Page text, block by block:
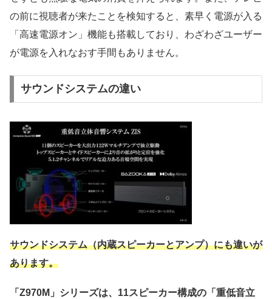
の前に視聴者が来たことを検知すると、素早く電源が入る
「高速電源オン」機能も搭載しており、わざわざユーザー
が電源を入れなおす手間もありません。
サウンドシステムの違い
サウンドシステム（内蔵スピーカーとアンプ）にも違いが
あります。
「Z970M」シリーズは、11スピーカー構成の「重低音立